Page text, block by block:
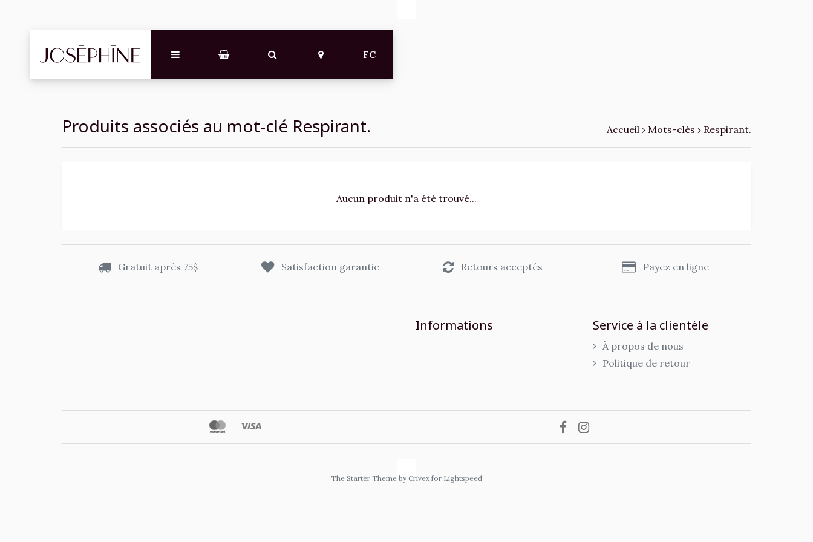
FC
Produits associés au mot-clé Respirant. Accueil › Mots-clés › Respirant.
Aucun produit n'a été trouvé...
Gratuit après 75$ Satisfaction garantie Retours acceptés Payez en ligne
Informations Service à la clientèle
À propos de nous
Politique de retour
The Starter Theme by Crivex for Lightspeed